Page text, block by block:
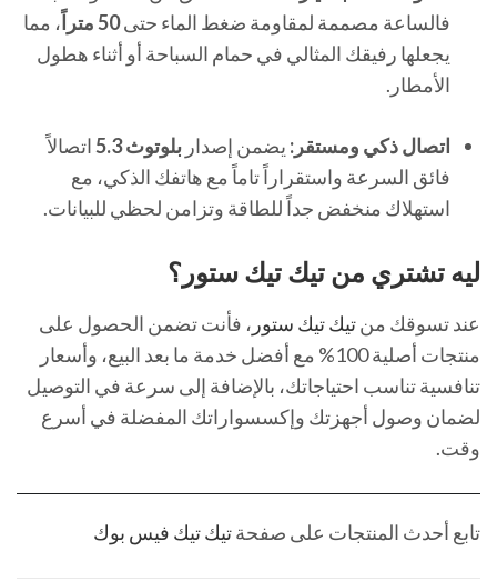
فالساعة مصممة لمقاومة ضغط الماء حتى50 متراً
، مما
يجعلها رفيقك المثالي في حمام السباحة أو أثناء هطول
الأمطار.
اتصال ذكي ومستقر: يضمن إصدار بلوتوث 5.3
اتصالاً
فائق السرعة واستقراراً تاماً مع هاتفك الذكي، مع
استهلاك منخفض جداً للطاقة وتزامن لحظي للبيانات.
ليه تشتري من تيك تيك ستور؟
عند تسوقك منتيك تيك ستور ، فأنت تضمن الحصول على
منتجات أصلية 100% مع أفضل خدمة ما بعد البيع، وأسعار
تنافسية تناسب احتياجاتك، بالإضافة إلى سرعة في التوصيل
لضمان وصول أجهزتك وإكسسواراتك المفضلة في أسرع
وقت.
تابع أحدث المنتجات على صفحةتيك تيك فيس بوك